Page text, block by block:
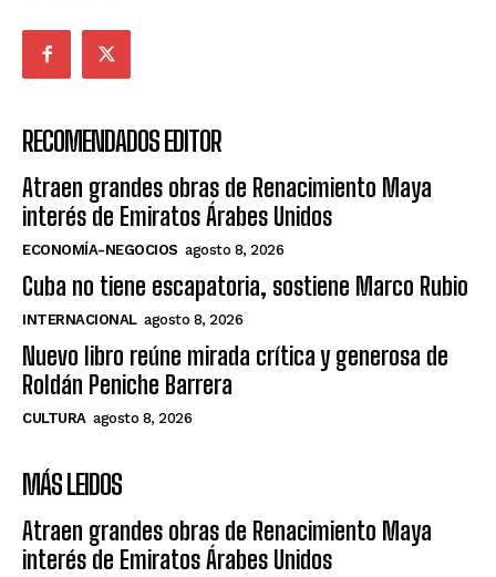
RECOMENDADOS EDITOR
Atraen grandes obras de Renacimiento Maya
interés de Emiratos Árabes Unidos
ECONOMÍA-NEGOCIOS agosto 8, 2026
Cuba no tiene escapatoria, sostiene Marco Rubio
INTERNACIONAL agosto 8, 2026
Nuevo libro reúne mirada crítica y generosa de
Roldán Peniche Barrera
CULTURA agosto 8, 2026
MÁS LEIDOS
Atraen grandes obras de Renacimiento Maya
interés de Emiratos Árabes Unidos